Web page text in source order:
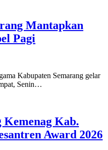
Mantapkan
Pagi
Kabupaten Semarang gelar
Senin…
Kemenag Kab.
Award 2026